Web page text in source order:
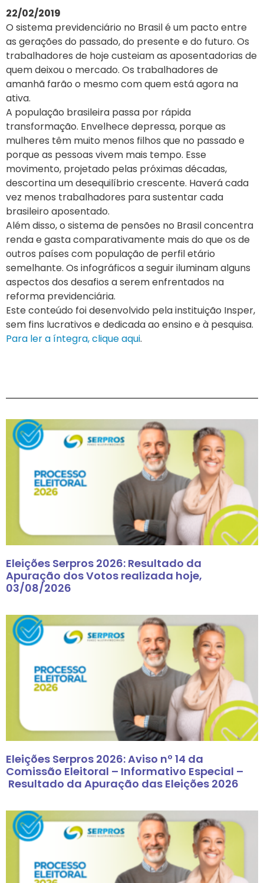
22/02/2019
O sistema previdenciário no Brasil é um pacto entre
as gerações do passado, do presente e do futuro. Os
trabalhadores de hoje custeiam as aposentadorias de
quem deixou o mercado. Os trabalhadores de
amanhã farão o mesmo com quem está agora na
ativa.
A população brasileira passa por rápida
transformação. Envelhece depressa, porque as
mulheres têm muito menos filhos que no passado e
porque as pessoas vivem mais tempo. Esse
movimento, projetado pelas próximas décadas,
descortina um desequilíbrio crescente. Haverá cada
vez menos trabalhadores para sustentar cada
brasileiro aposentado.
Além disso, o sistema de pensões no Brasil concentra
renda e gasta comparativamente mais do que os de
outros países com população de perfil etário
semelhante. Os infográficos a seguir iluminam alguns
aspectos dos desafios a serem enfrentados na
reforma previdenciária.
Este conteúdo foi desenvolvido pela instituição Insper,
sem fins lucrativos e dedicada ao ensino e à pesquisa.
Para ler a íntegra, clique aqui.
Eleições Serpros 2026: Resultado da
Apuração dos Votos realizada hoje,
03/08/2026
Eleições Serpros 2026: Aviso nº 14 da
Comissão Eleitoral – Informativo Especial –
Resultado da Apuração das Eleições 2026